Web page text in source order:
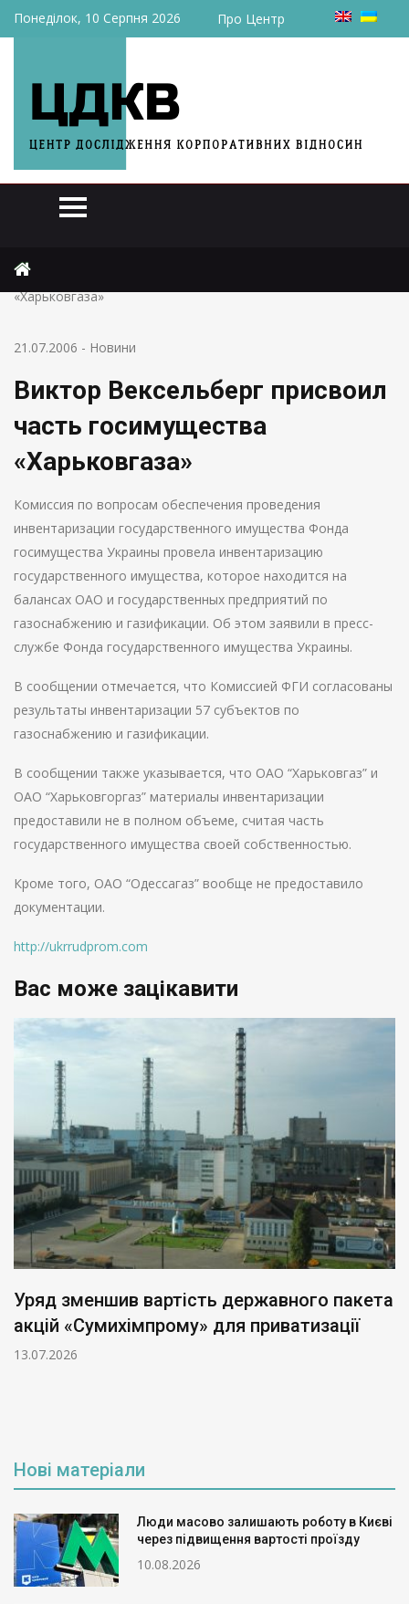
Понеділок, 10 Серпня 2026 Про Центр
Виктор Вексельберг присвоил часть госимущества
«Харьковгаза»
21.07.2006 - Новини
Виктор Вексельберг присвоил
часть госимущества
«Харьковгаза»
Комиссия по вопросам обеспечения проведения
инвентаризации государственного имущества Фонда
госимущества Украины провела инвентаризацию
государственного имущества, которое находится на
балансах ОАО и государственных предприятий по
газоснабжению и газификации. Об этом заявили в пресс-
службе Фонда государственного имущества Украины.
В сообщении отмечается, что Комиссией ФГИ согласованы
результаты инвентаризации 57 субъектов по
газоснабжению и газификации.
В сообщении также указывается, что ОАО “Харьковгаз” и
ОАО “Харьковгоргаз” материалы инвентаризации
предоставили не в полном объеме, считая часть
государственного имущества своей собственностью.
Кроме того, ОАО “Одессагаз” вообще не предоставило
документации.
http://ukrrudprom.com
Вас може зацікавити
Уряд зменшив вартість державного пакета
акцій «Сумихімпрому» для приватизації
13.07.2026
Нові матеріали
Люди масово залишають роботу в Києві
через підвищення вартості проїзду
10.08.2026